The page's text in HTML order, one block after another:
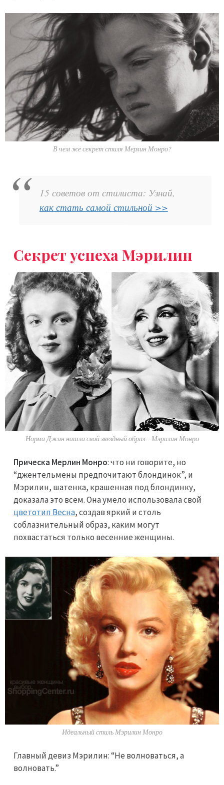
В чем же секрет стиля Мерлин Монро?
15 советов от стилиста: Узнай,
как стать самой стильной >>
Секрет успеха Мэрилин
Норма Джин нашла свой звездный образ – Мэрилин Монро
Прическа Мерлин Монро: что ни говорите, но
“джентельмены предпочитают блондинок”, и
Мэрилин, шатенка, крашенная под блондинку,
доказала это всем. Она умело использовала свой
цветотип Весна, создав яркий и столь
соблазнительный образ, каким могут
похвастаться только весенние женщины.
Идеальный стиль Мэрилин Монро
Главный девиз Мэрилин: “Не волноваться, а
волновать.”